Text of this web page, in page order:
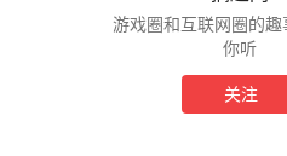
游戏圈和互联网圈的趣
你听
关注